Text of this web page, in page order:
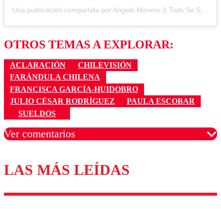
OTROS TEMAS A EXPLORAR:
ACLARACIÓN
CHILEVISIÓN
FARÁNDULA CHILENA
FRANCISCA GARCÍA-HUIDOBRO
JULIO CÉSAR RODRÍGUEZ
PAULA ESCOBAR
SUELDOS
Ver comentarios
Los comentarios son moderados para garantizar un
diálogo respetuoso.
LAS MÁS LEÍDAS